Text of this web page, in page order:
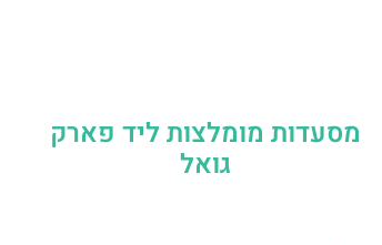
מסעדות מומלצות ליד פארק
גואל